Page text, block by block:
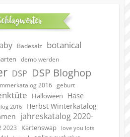
Badesalz
botanical
demo werden
DSP DSP Bloghop
2016 geburt
Halloween Hase
2016
Herbst Winterkatalog
jahreskatalog 2020-
2023 Kartenswap love you lots